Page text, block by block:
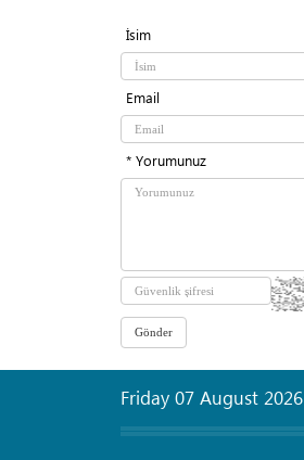
İsim
Email
* Yorumunuz
Friday 07 August 2026